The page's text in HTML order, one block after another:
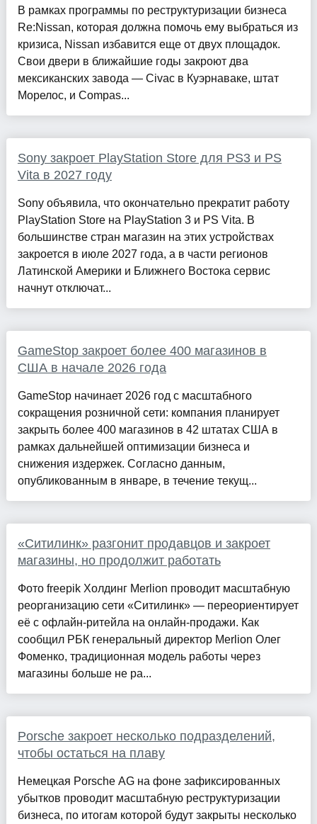
В рамках программы по реструктуризации бизнеса
Re:Nissan, которая должна помочь ему выбраться из
кризиса, Nissan избавится еще от двух площадок.
Свои двери в ближайшие годы закроют два
мексиканских завода — Civac в Куэрнаваке, штат
Морелос, и Compas...
Sony закроет PlayStation Store для PS3 и PS
Vita в 2027 году
Sony объявила, что окончательно прекратит работу
PlayStation Store на PlayStation 3 и PS Vita. В
большинстве стран магазин на этих устройствах
закроется в июле 2027 года, а в части регионов
Латинской Америки и Ближнего Востока сервис
начнут отключат...
GameStop закроет более 400 магазинов в
США в начале 2026 года
GameStop начинает 2026 год с масштабного
сокращения розничной сети: компания планирует
закрыть более 400 магазинов в 42 штатах США в
рамках дальнейшей оптимизации бизнеса и
снижения издержек. Согласно данным,
опубликованным в январе, в течение текущ...
«Ситилинк» разгонит продавцов и закроет
магазины, но продолжит работать
Фото freepik Холдинг Merlion проводит масштабную
реорганизацию сети «Ситилинк» — переориентирует
её с офлайн-ритейла на онлайн-продажи. Как
сообщил РБК генеральный директор Merlion Олег
Фоменко, традиционная модель работы через
магазины больше не ра...
Porsche закроет несколько подразделений,
чтобы остаться на плаву
Немецкая Porsche AG на фоне зафиксированных
убытков проводит масштабную реструктуризации
бизнеса, по итогам которой будут закрыты несколько